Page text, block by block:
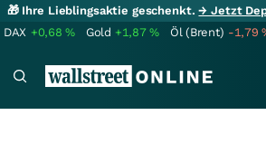
🎁 Ihre Lieblingsaktie geschenkt.→ Jetzt
DAX +0,68% Gold +1,87% Öl (Brent) -1,79